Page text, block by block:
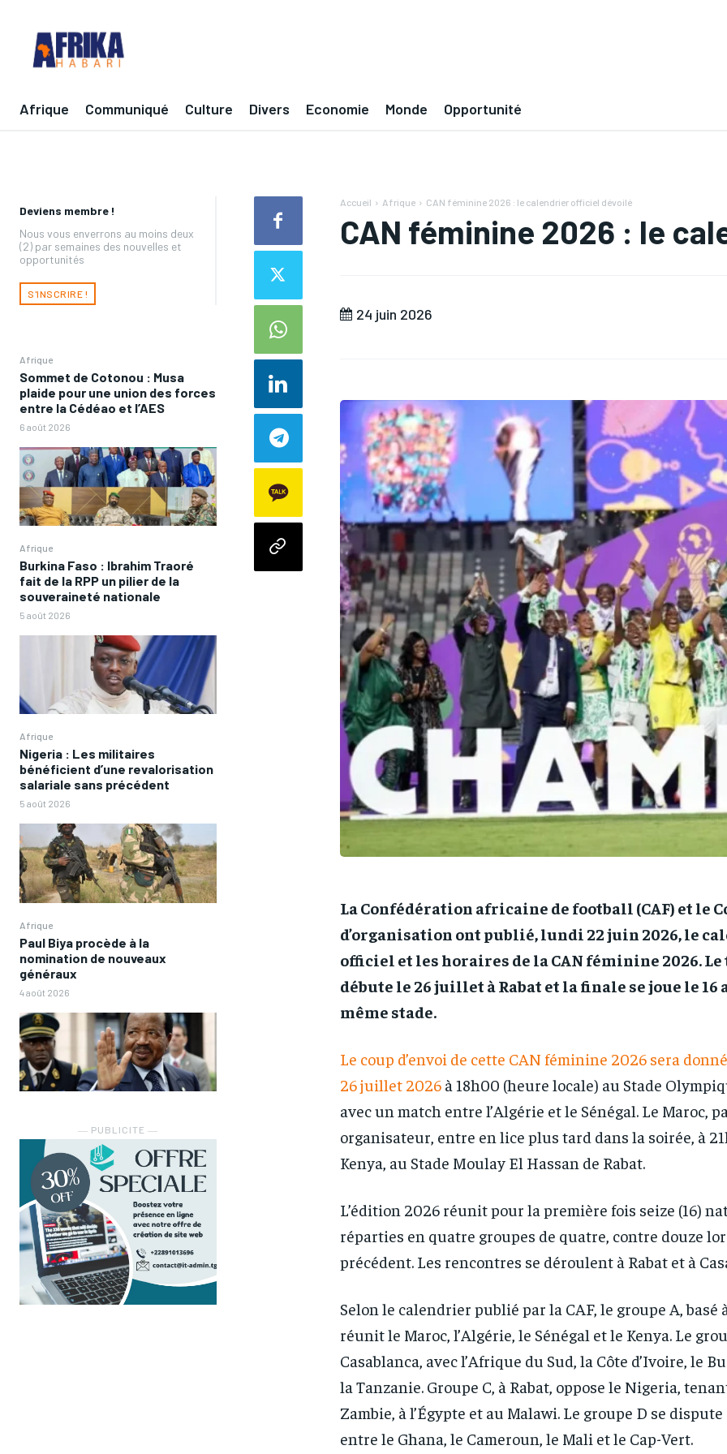
RECOMMENDED
1-YEAR
RECOMMENDED
1-YEAR
Afrique Communiqué Culture Divers Economie Monde Opportunité
Deviens membre !
Nous vous enverrons au moins deux
(2) par semaines des nouvelles et
opportunités
S'INSCRIRE !
Afrique
Sommet de Cotonou : Musa
plaide pour une union des forces
entre la Cédéao et l’AES
6 août 2026
Afrique
Burkina Faso : Ibrahim Traoré
fait de la RPP un pilier de la
souveraineté nationale
5 août 2026
Afrique
Nigeria : Les militaires
bénéficient d’une revalorisation
salariale sans précédent
5 août 2026
Afrique
Paul Biya procède à la
nomination de nouveaux
généraux
4 août 2026
― PUBLICITE ―
Accueil Afrique CAN féminine 2026 : le calendrier officiel dévoilé
CAN féminine 2026 : le
24 juin 2026
La Confédération africaine de football (CAF) et le
d’organisation ont publié, lundi 22 juin 2026, le
officiel et les horaires de la CAN féminine 2026.
débute le 26 juillet à Rabat et la finale se joue le 16
même stade.
Le coup d’envoi de cette CAN féminine 2026 sera
26 juillet 2026à 18h00 (heure locale) au Stade
avec un match entre l’Algérie et le Sénégal. Le Maroc,
organisateur, entre en lice plus tard dans la soirée, à
Kenya, au Stade Moulay El Hassan de Rabat.
L’édition 2026 réunit pour la première fois seize (16)
réparties en quatre groupes de quatre, contre douze
précédent. Les rencontres se déroulent à Rabat et à
Selon le calendrier publié par la CAF, le groupe A, basé
réunit le Maroc, l’Algérie, le Sénégal et le Kenya. Le
Casablanca, avec l’Afrique du Sud, la Côte d’Ivoire, le
la Tanzanie. Groupe C, à Rabat, oppose le Nigeria,
Zambie, à l’Égypte et au Malawi. Le groupe D se dispute
entre le Ghana, le Cameroun, le Mali et le Cap-Vert.